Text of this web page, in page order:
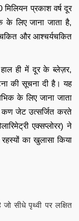
प्रकाश वर्ष दूर
के लिए जाना जाता है,
और आश्चर्यचकित
ही में दूर के ब्लेज़र,
की सूचना दी है। यह
के लिए जाना जाता
कण जेट उत्सर्जित करते
एक्सप्लोरर) ने
का खुलासा किया
सीधे पृथ्वी पर लक्षित